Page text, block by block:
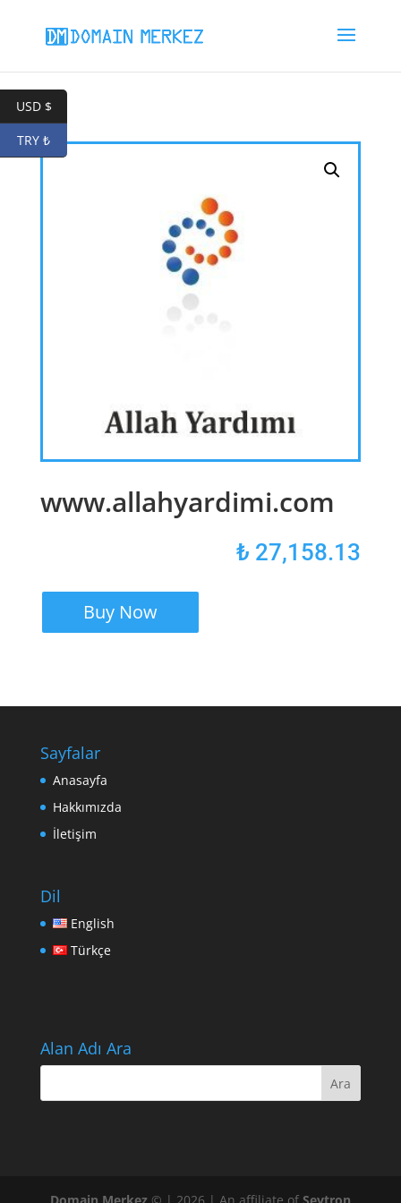
www.allahyardimi.com
₺ 27,158.13
Buy Now
Sayfalar
Anasayfa
Hakkımızda
İletişim
Dil
English
Türkçe
Alan Adı Ara
USD $
TRY ₺